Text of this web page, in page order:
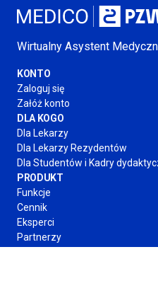
Wirtualny Asystent
KONTO
Zaloguj się
Załóż konto
DLA KOGO
Dla Lekarzy
Dla Lekarzy Rezydentów
Dla Studentów i Kadry
PRODUKT
Funkcje
Cennik
Eksperci
Partnerzy